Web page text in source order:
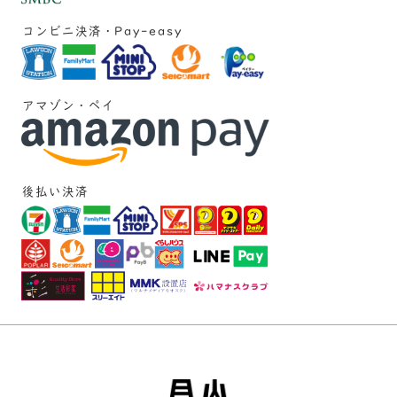
コンビニ決済・Pay-easy
アマゾン・ペイ
後払い決済